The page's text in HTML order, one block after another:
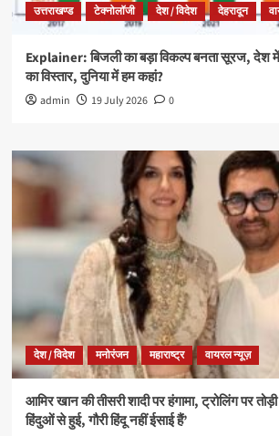
उत्तराखण्ड टेक्नोलॉजी देश / विदेश देहरादून
Explainer: बिजली का बड़ा विकल्प बनता सूरज, देश में
का विस्तार, दुनिया में हम कहां?
admin 19 July 2026 0
देश / विदेश मनोरंजन महाराष्ट्र वायरल न्यूज़
आमिर खान की तीसरी शादी पर हंगामा, ट्रोलिंग पर तोड़ी
हिंदुओं से हुई, गौरी हिंदू नहीं ईसाई हैं’